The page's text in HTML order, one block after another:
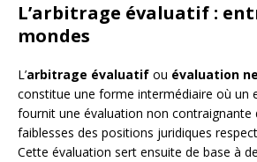
L’arbitrage évaluatif :
mondes
L’arbitrage évaluatif ou évaluation
constitue une forme intermédiaire où un
fournit une évaluation non contraignante
faiblesses des positions juridiques
Cette évaluation sert ensuite de base à